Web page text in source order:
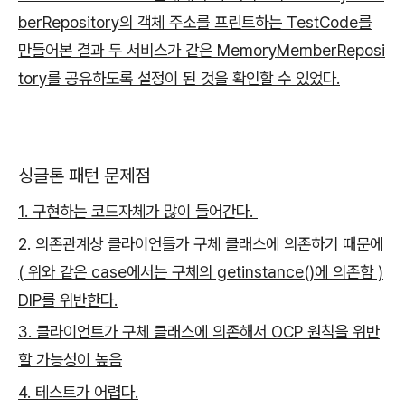
berRepository의 객체 주소를 프린트하는 TestCode를
만들어본 결과 두 서비스가 같은 MemoryMemberReposi
tory를 공유하도록 설정이 된 것을 확인할 수 있었다.
싱글톤 패턴 문제점
1. 구현하는 코드자체가 많이 들어간다.
2. 의존관계상 클라이언틀가 구체 클래스에 의존하기 때문에
( 위와 같은 case에서는 구체의 getinstance()에 의존함 )
DIP를 위반한다.
3. 클라이언트가 구체 클래스에 의존해서 OCP 원칙을 위반
할 가능성이 높음
4. 테스트가 어렵다.